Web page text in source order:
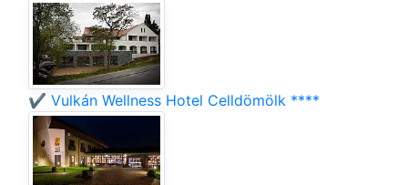
✔️ Vulkán Wellness Hotel Celldömölk ****